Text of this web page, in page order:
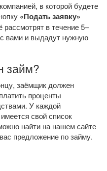
в которой будете
«Подать заявку»
рассмотрят в течение 5–
вами и выдадут нужную
займ?
заёмщик должен
проценты
У каждой
свой список
найти на нашем сайте
предложение по займу.